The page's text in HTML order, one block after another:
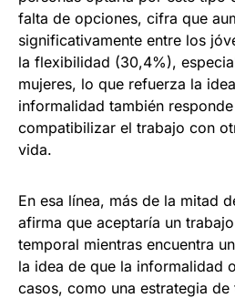
falta de opciones, cifra que
significativamente entre los
la flexibilidad (30,4%),
mujeres, lo que refuerza la
informalidad también
compatibilizar el trabajo con
vida.
En esa línea, más de la mitad
afirma que aceptaría un
temporal mientras encuentra
la idea de que la informalidad
casos, como una estrategia